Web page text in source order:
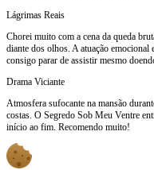
Lágrimas Reais
Chorei muito com a cena da queda
diante dos olhos. A atuação
consigo parar de assistir mesmo
Drama Viciante
Atmosfera sufocante na mansão
costas. O Segredo Sob Meu Ventre
início ao fim. Recomendo muito!